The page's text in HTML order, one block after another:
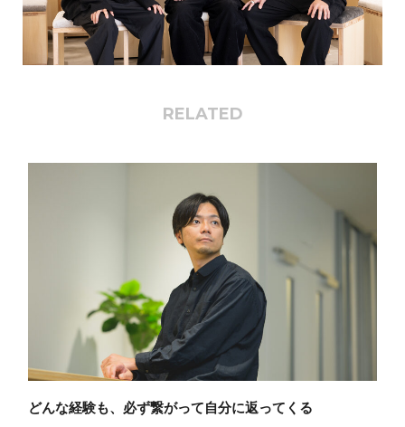
RELATED
どんな経験も、必ず繋がって自分に返ってくる